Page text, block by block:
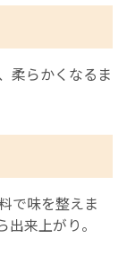
柔らかくなるま
で味を整えま
来上がり。